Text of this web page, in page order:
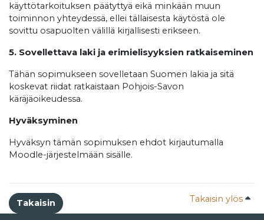
käyttötarkoituksen päätyttyä eikä minkään muun
toiminnon yhteydessä, ellei tällaisesta käytöstä ole
sovittu osapuolten välillä kirjallisesti erikseen.
5. Sovellettava laki ja erimielisyyksien ratkaiseminen
Tähän sopimukseen sovelletaan Suomen lakia ja sitä
koskevat riidat ratkaistaan Pohjois-Savon
käräjäoikeudessa.
Hyväksyminen
Hyväksyn tämän sopimuksen ehdot kirjautumalla
Moodle-järjestelmään sisälle.
Takaisin Takaisin ylös